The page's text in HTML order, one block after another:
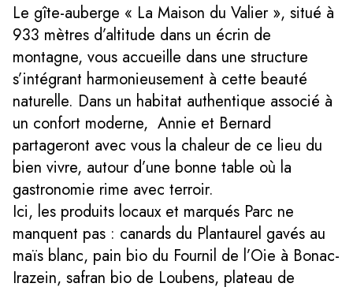
Le gîte-auberge « La Maison du Valier », situé à
933 mètres d’altitude dans un écrin de
montagne, vous accueille dans une structure
s’intégrant harmonieusement à cette beauté
naturelle. Dans un habitat authentique associé à
un confort moderne, Annie et Bernard
partageront avec vous la chaleur de ce lieu du
bien vivre, autour d’une bonne table où la
gastronomie rime avec terroir.
Ici, les produits locaux et marqués Parc ne
manquent pas : canards du Plantaurel gavés au
maïs blanc, pain bio du Fournil de l’Oie à Bonac-
Irazein, safran bio de Loubens, plateau de